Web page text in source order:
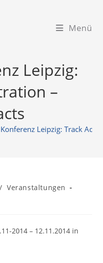
Menü
Leipzig:
–
Leipzig: Track
/ Veranstaltungen
2014 – 12.11.2014 in